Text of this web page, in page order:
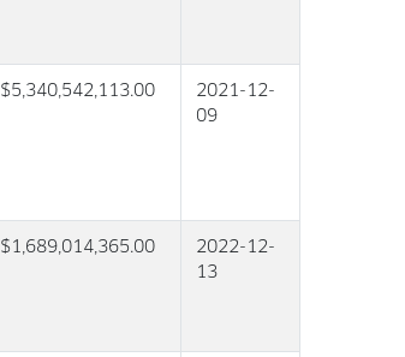
$5,340,542,113.00
2021-12-
09
$1,689,014,365.00
2022-12-
13